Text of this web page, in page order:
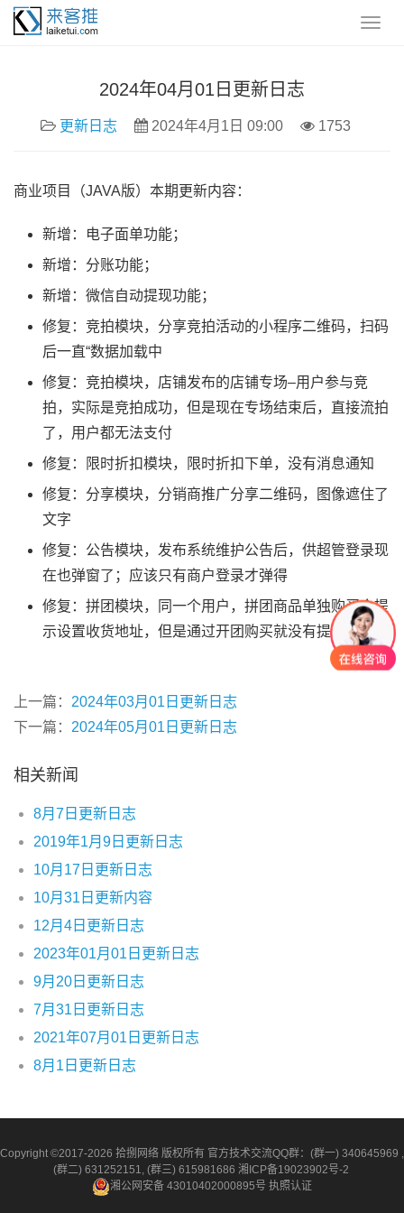
2024年04月01日更新日志
更新日志 2024年4月1日 09:00 1753
商业项目（JAVA版）本期更新内容：
新增：电子面单功能；
新增：分账功能；
新增：微信自动提现功能；
修复：竞拍模块，分享竞拍活动的小程序二维码，扫码
后一直“数据加载中
修复：竞拍模块，店铺发布的店铺专场–用户参与竞
拍，实际是竞拍成功，但是现在专场结束后，直接流拍
了，用户都无法支付
修复：限时折扣模块，限时折扣下单，没有消息通知
修复：分享模块，分销商推广分享二维码，图像遮住了
文字
修复：公告模块，发布系统维护公告后，供超管登录现
在也弹窗了；应该只有商户登录才弹得
修复：拼团模块，同一个用户，拼团商品单独购买会提
示设置收货地址，但是通过开团购买就没有提示
上一篇： 2024年03月01日更新日志
下一篇： 2024年05月01日更新日志
相关新闻
8月7日更新日志
2019年1月9日更新日志
10月17日更新日志
10月31日更新内容
12月4日更新日志
2023年01月01日更新日志
9月20日更新日志
7月31日更新日志
2021年07月01日更新日志
8月1日更新日志
Copyright ©2017-2026 拾捌网络 版权所有 官方技术交流QQ群：(群一) 340645969 ,
(群二) 631252151, (群三) 615981686 湘ICP备19023902号-2
湘公网安备 43010402000895号 执照认证